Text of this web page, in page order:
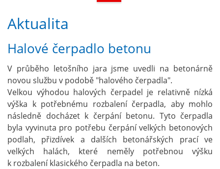
Aktualita
Halové čerpadlo betonu
V průběho letošního jara jsme uvedli na betonárně
novou službu v podobě "halového čerpadla".
Velkou výhodou halových čerpadel je relativně nízká
výška k potřebnému rozbalení čerpadla, aby mohlo
následně docházet k čerpání betonu. Tyto čerpadla
byla vyvinuta pro potřebu čerpání velkých betonových
podlah, přizdívek a dalších betonářských prací ve
velkých halách, které neměly potřebnou výšku
k rozbalení klasického čerpadla na beton.